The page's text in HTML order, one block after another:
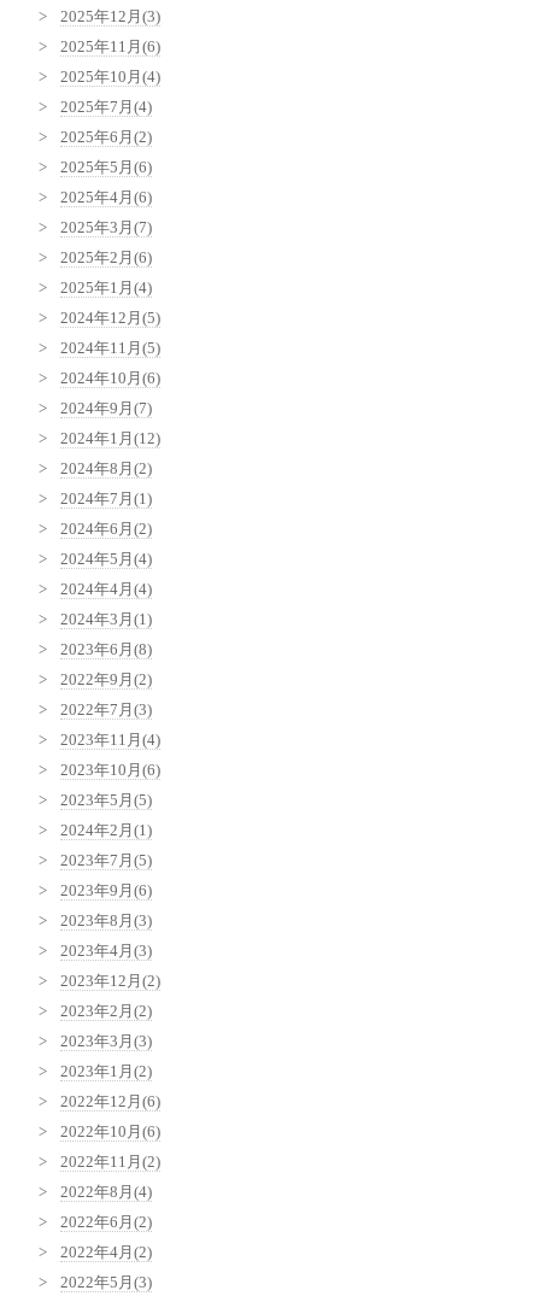
2025年12月(3)
2025年11月(6)
2025年10月(4)
2025年7月(4)
2025年6月(2)
2025年5月(6)
2025年4月(6)
2025年3月(7)
2025年2月(6)
2025年1月(4)
2024年12月(5)
2024年11月(5)
2024年10月(6)
2024年9月(7)
2024年1月(12)
2024年8月(2)
2024年7月(1)
2024年6月(2)
2024年5月(4)
2024年4月(4)
2024年3月(1)
2023年6月(8)
2022年9月(2)
2022年7月(3)
2023年11月(4)
2023年10月(6)
2023年5月(5)
2024年2月(1)
2023年7月(5)
2023年9月(6)
2023年8月(3)
2023年4月(3)
2023年12月(2)
2023年2月(2)
2023年3月(3)
2023年1月(2)
2022年12月(6)
2022年10月(6)
2022年11月(2)
2022年8月(4)
2022年6月(2)
2022年4月(2)
2022年5月(3)